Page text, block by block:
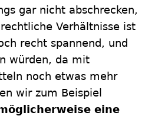
gar nicht abschrecken,
Verhältnisse ist
recht spannend, und
würden, da mit
noch etwas mehr
wir zum Beispiel
eine